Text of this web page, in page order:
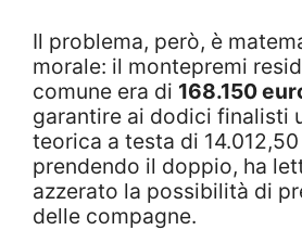
Il problema, però, è
morale: il montepremi
comune era di 168.150
garantire ai dodici finalisti
teorica a testa di
prendendo il doppio, ha
azzerato la possibilità di
delle compagne.